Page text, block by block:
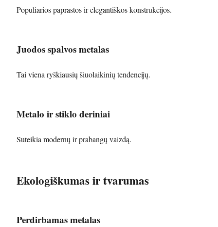
Populiarios paprastos ir elegantiškos konstrukcijos.
Juodos spalvos metalas
Tai viena ryškiausių šiuolaikinių tendencijų.
Metalo ir stiklo deriniai
Suteikia modernų ir prabangų vaizdą.
Ekologiškumas ir tvarumas
Perdirbamas metalas